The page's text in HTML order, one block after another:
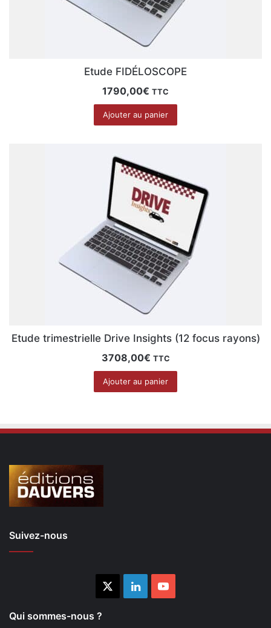
Etude FIDÉLOSCOPE
1790,00€ TTC
Ajouter au panier
Etude trimestrielle Drive Insights (12 focus rayons)
3708,00€ TTC
Ajouter au panier
Suivez-nous
LinkedinYouTube
Qui sommes-nous ?